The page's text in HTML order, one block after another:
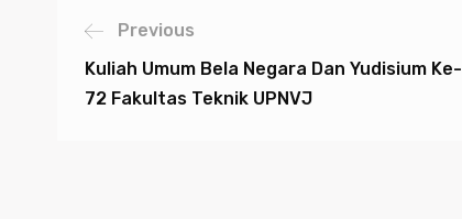
Previous
Kuliah Umum Bela Negara Dan Yudisium Ke-
72 Fakultas Teknik UPNVJ